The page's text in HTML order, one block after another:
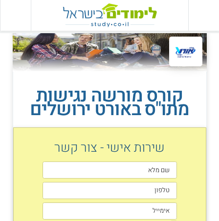
קורס מורשה נגישות
מתו"ס באורט ירושלים
שירות אישי - צור קשר